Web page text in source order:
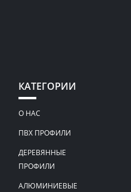
КАТЕГОРИИ
О НАС
ПВХ ПРОФИЛИ
ДЕРЕВЯННЫЕ
ПРОФИЛИ
АЛЮМИНИЕВЫЕ